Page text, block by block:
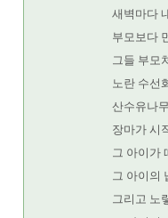
새벽마다
부모보다
그들 부모
노란 수선
산수유나
장마가 시
그 아이가
그 아이의
그리고 노